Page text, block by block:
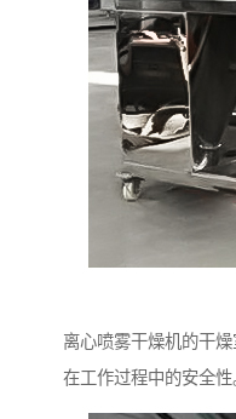
离心喷雾干燥机的干
在工作过程中的安全性